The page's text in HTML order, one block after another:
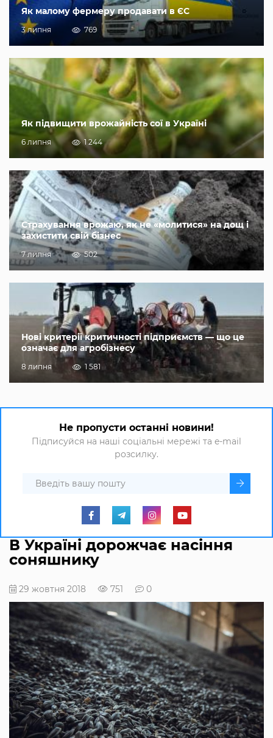
Як малому фермеру продавати в ЄС
3 липня 769
Як підвищити врожайність сої в Україні
6 липня 1 244
Страхування врожаю, як не «молитися» на дощ і
захистити свій бізнес
7 липня 502
Нові критерії критичності підприємств — що це
означає для агробізнесу
8 липня 1 581
Не пропусти останні новини!
Підписуйся на наші соціальні мережі та e-mail
розсилку.
В Україні дорожчає насіння
соняшнику
29 жовтня 2018 751 0